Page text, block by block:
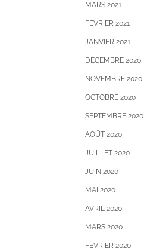
MARS 2021
FÉVRIER 2021
JANVIER 2021
DÉCEMBRE 2020
NOVEMBRE 2020
OCTOBRE 2020
SEPTEMBRE 2020
AOÛT 2020
JUILLET 2020
JUIN 2020
MAI 2020
AVRIL 2020
MARS 2020
FÉVRIER 2020